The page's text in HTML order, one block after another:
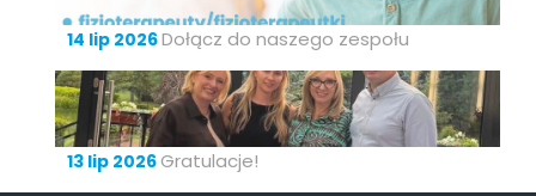
14 lip 2026Dołącz do naszego zespołu
13 lip 2026 Gratulacje!